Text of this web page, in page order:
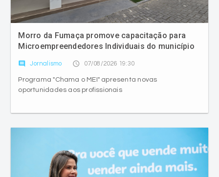
Morro da Fumaça promove capacitação para
Microempreendedores Individuais do município
comment Jornalismo access_time 07/08/2026 19:30
Programa "Chama o MEI" apresenta novas
oportunidades aos profissionais